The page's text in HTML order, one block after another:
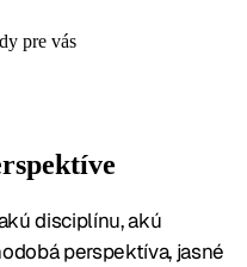
pre vás
disciplínu, akú
perspektíva, jasné